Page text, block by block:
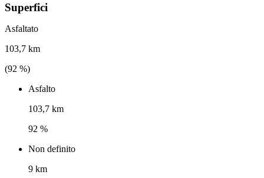
Superfici
Asfaltato
103,7 km
(92 %)
Asfalto
103,7 km
92 %
Non definito
9 km